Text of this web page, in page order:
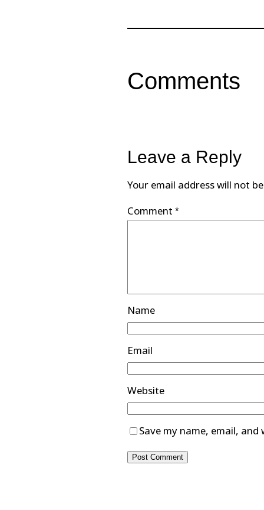
Comments
Leave a Reply
Your email address will not
Comment *
Name
Email
Website
Save my name, email,